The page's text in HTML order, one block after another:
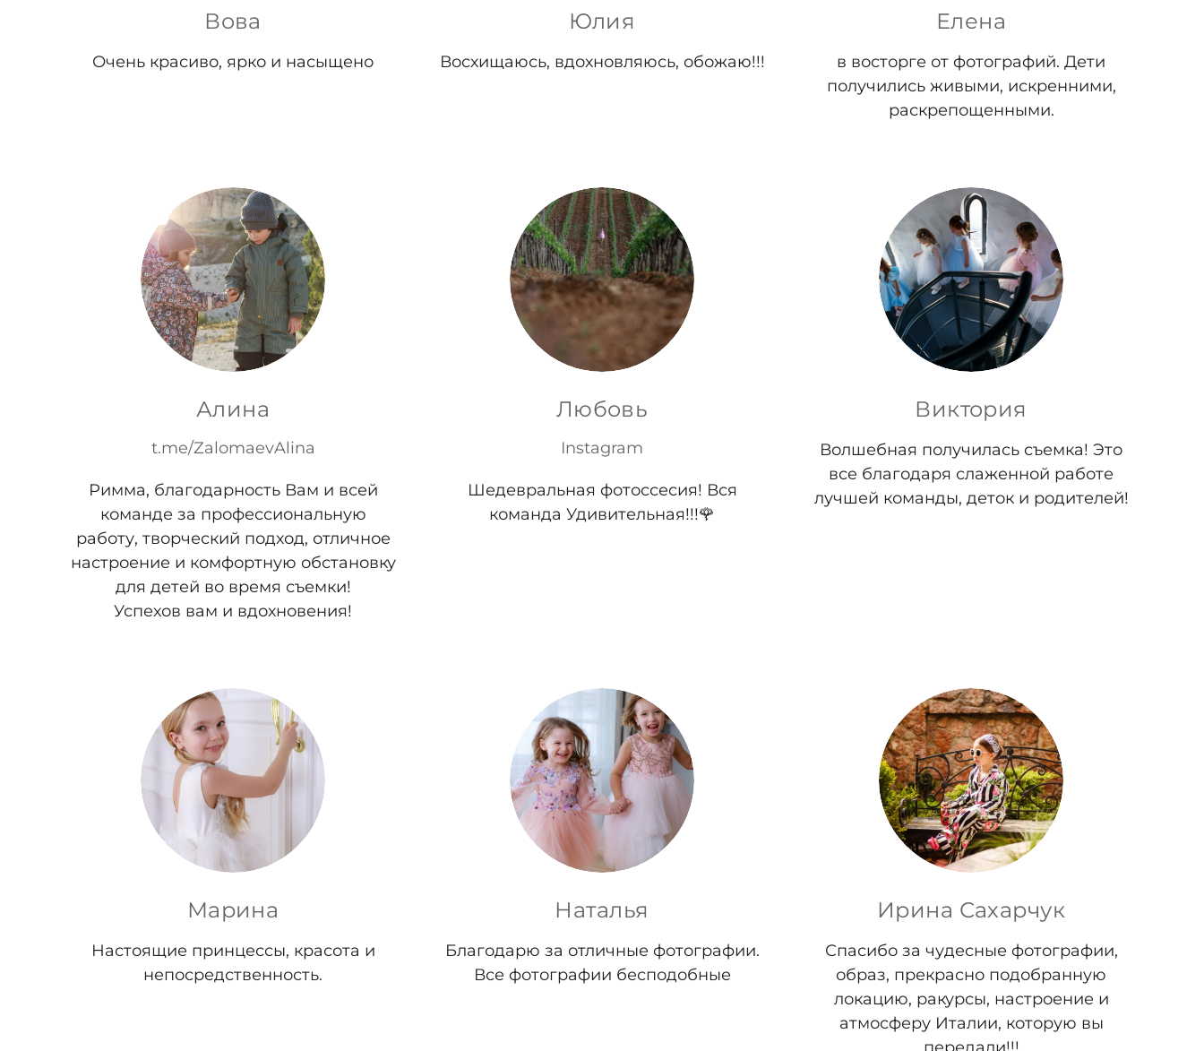
Вова
Очень красиво, ярко и насыщено
Юлия
Восхищаюсь, вдохновляюсь, обожаю!!!
Елена
в восторге от фотографий. Дети
получились живыми, искренними,
раскрепощенными.
Алина
t.me/ZalomaevAlina
Римма, благодарность Вам и всей
команде за профессиональную
работу, творческий подход, отличное
настроение и комфортную обстановку
для детей во время съемки!
Успехов вам и вдохновения!
Любовь
Instagram
Шедевральная фотоссесия! Вся
команда Удивительная!!!🌹
Виктория
Волшебная получилась съемка! Это
все благодаря слаженной работе
лучшей команды, деток и родителей!
Марина
Настоящие принцессы, красота и
непосредственность.
Наталья
Благодарю за отличные фотографии.
Все фотографии бесподобные
Ирина Сахарчук
Спасибо за чудесные фотографии,
образ, прекрасно подобранную
локацию, ракурсы, настроение и
атмосферу Италии, которую вы